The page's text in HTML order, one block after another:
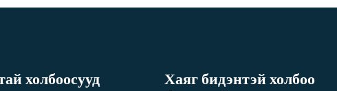
холбоосууд
Хаяг бидэнтэй холбоо